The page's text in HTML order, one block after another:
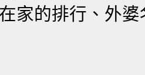
家的排行、外